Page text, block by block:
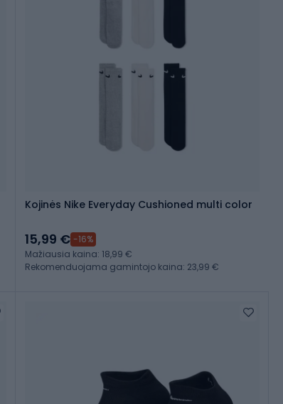
Kojinės Nike Everyday Cushioned multi color
15,99 € -16%
Mažiausia kaina: 18,99 €
Rekomenduojama gamintojo kaina: 23,99 €